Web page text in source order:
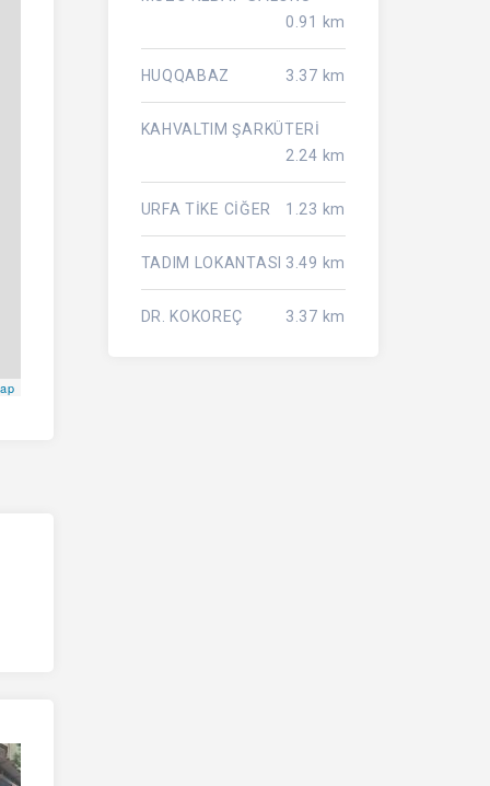
0.91 km
HUQQABAZ 3.37 km
KAHVALTIM ŞARKÜTERİ
2.24 km
URFA TİKE CİĞER 1.23 km
TADIM LOKANTASI 3.49 km
DR. KOKOREÇ 3.37 km